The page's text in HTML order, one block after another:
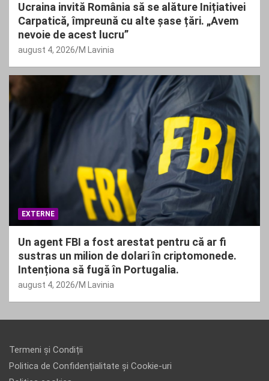
Ucraina invită România să se alăture Inițiativei
Carpatică, împreună cu alte șase țări. „Avem
nevoie de acest lucru”
august 4, 2026 M Lavinia
EXTERNE
Un agent FBI a fost arestat pentru că ar fi
sustras un milion de dolari în criptomonede.
Intenționa să fugă în Portugalia.
august 4, 2026 M Lavinia
Termeni și Condiții
Politica de Confidențialitate și Cookie-uri